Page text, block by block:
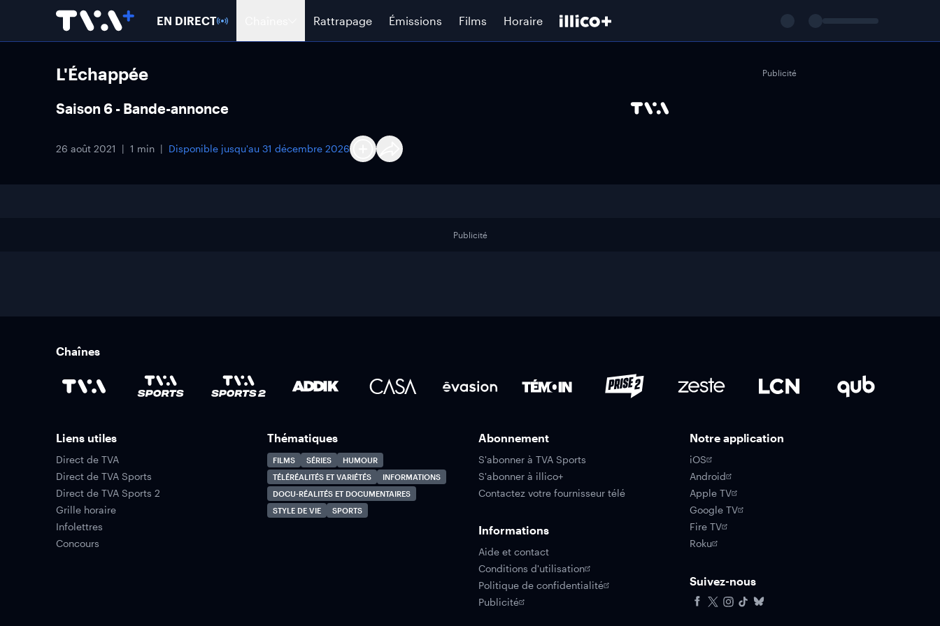
EN DIRECT Rattrapage Émissions Films Horaire
L'Échappée
Saison 6 - Bande-annonce
26 août 2021 1 min Disponible jusqu'au 31 décembre 2026
Publicité
Publicité
Chaînes
Liens utiles
Direct de TVA
Direct de TVA Sports
Direct de TVA Sports 2
Grille horaire
Infolettres
Concours
Thématiques
FILMS SÉRIES
HUMOUR
TÉLÉRÉALITÉS ET VARIÉTÉS
INFORMATIONS
DOCU-RÉALITÉS ET DOCUMENTAIRES
STYLE DE VIE
SPORTS
Abonnement
S'abonner à TVA Sports
S'abonner à illico+
Contactez votre fournisseur télé
Informations
Aide et contact
Conditions d'utilisation
Politique de confidentialité
Publicité
Notre application
iOS
Android
Apple TV
Google TV
Fire TV
Roku
Suivez-nous